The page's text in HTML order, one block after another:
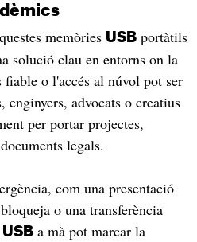
memòries USBportàtils
solució clau en entorns on la
o l'accés al núvol pot ser
advocats o creatius
per portar projectes,
legals.
com una presentació
o una transferència
USBa mà pot marcar la